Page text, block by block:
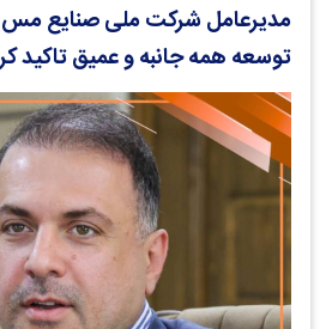
مدیرعامل شرکت ملی صنایع مس
توسعه همه جانبه و عمیق تاکید